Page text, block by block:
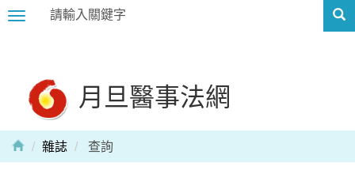
Toggle
月旦醫事法網
雜誌 查詢